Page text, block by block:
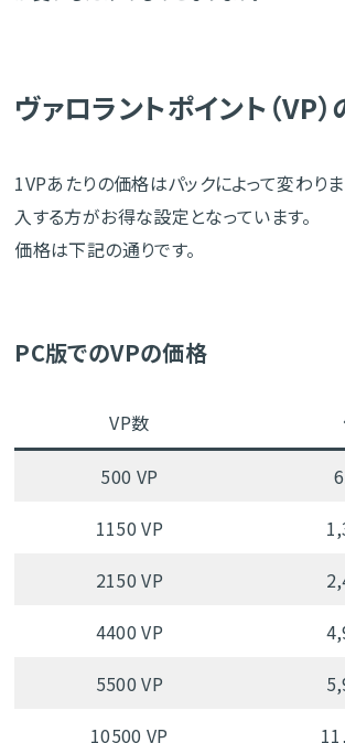
ヴァロラントポイント（VP
1VPあたりの価格はパックによって変わり
入する方がお得な設定となっています。
価格は下記の通りです。
PC版でのVPの価格
VP数
500 VP
1150 VP
2150 VP
4400 VP
5500 VP
10500 VP